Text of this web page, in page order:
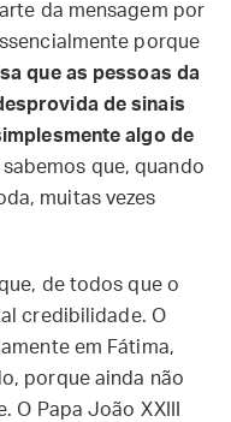
da mensagem por
porque
que as pessoas da
de sinais
algo de
sabemos que, quando
muitas vezes
de todos que o
credibilidade. O
em Fátima,
porque ainda não
O Papa João XXIII